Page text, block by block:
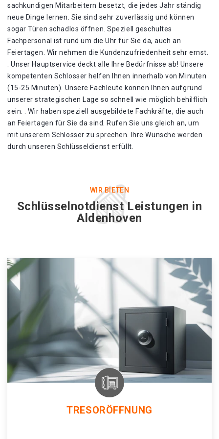
sachkundigen Mitarbeitern besetzt, die jedes Jahr ständig
neue Dinge lernen. Sie sind sehr zuverlässig und können
sogar Türen schadlos öffnen. Speziell geschultes
Fachpersonal ist rund um die Uhr für Sie da, auch an
Feiertagen. Wir nehmen die Kundenzufriedenheit sehr ernst.
. Unser Hauptservice deckt alle Ihre Bedürfnisse ab! Unsere
kompetenten Schlosser helfen Ihnen innerhalb von Minuten
(15-25 Minuten). Unsere Fachleute können Ihnen aufgrund
unserer strategischen Lage so schnell wie möglich behilflich
sein. . Wir haben speziell ausgebildete Fachkräfte, die auch
an Feiertagen für Sie da sind. Rufen Sie uns gleich an, um
mit unserem Schlosser zu sprechen. Ihre Wünsche werden
durch unseren Schlüsseldienst erfüllt.
WIR BIETEN
Schlüsselnotdienst Leistungen in
Aldenhoven
TRESORÖFFNUNG